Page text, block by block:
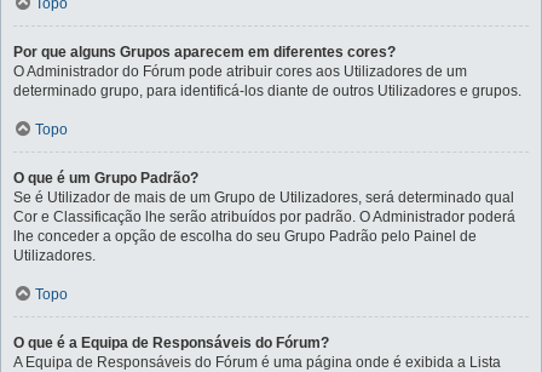
Topo
Por que alguns Grupos aparecem em diferentes cores?
O Administrador do Fórum pode atribuir cores aos Utilizadores de um
determinado grupo, para identificá-los diante de outros Utilizadores e grupos.
Topo
O que é um Grupo Padrão?
Se é Utilizador de mais de um Grupo de Utilizadores, será determinado qual
Cor e Classificação lhe serão atribuídos por padrão. O Administrador poderá
lhe conceder a opção de escolha do seu Grupo Padrão pelo Painel de
Utilizadores.
Topo
O que é a Equipa de Responsáveis do Fórum?
A Equipa de Responsáveis do Fórum é uma página onde é exibida a Lista